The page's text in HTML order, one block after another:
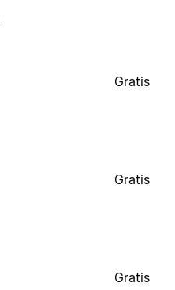
Gratis
Gratis
Gratis